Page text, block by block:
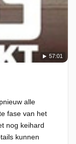
57:01
alle
fase van het
nog keihard
kunnen